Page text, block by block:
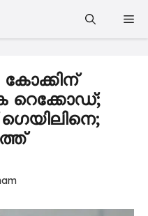
കോക്കിന്
റെക്കോഡ്;